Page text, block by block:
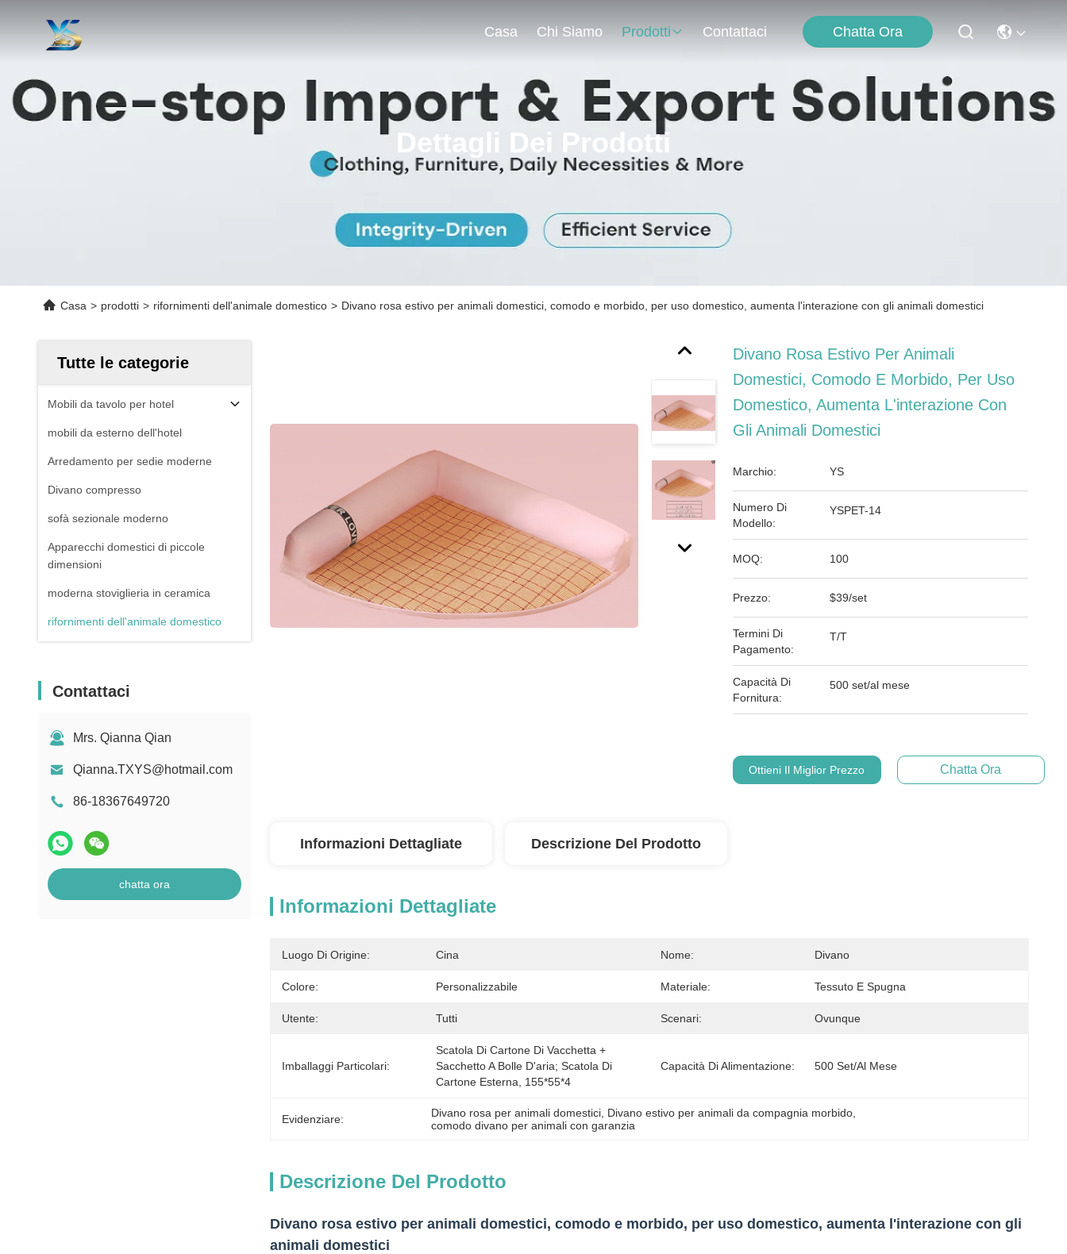
Casa Chi Siamo Prodotti Contattaci Chatta Ora
Dettagli Dei Prodotti
Casa > prodotti > rifornimenti dell'animale domestico > Divano rosa estivo per animali domestici, comodo e morbido, per uso domestico, aumenta l'interazione con gli animali domestici
Tutte le categorie
Mobili da tavolo per hotel
mobili da esterno dell'hotel
Arredamento per sedie moderne
Divano compresso
sofà sezionale moderno
Apparecchi domestici di piccole
dimensioni
moderna stoviglieria in ceramica
rifornimenti dell'animale domestico
Contattaci
Mrs. Qianna Qian
Qianna.TXYS@hotmail.com
86-18367649720
chatta ora
Divano Rosa Estivo Per Animali
Domestici, Comodo E Morbido, Per Uso
Domestico, Aumenta L'interazione Con
Gli Animali Domestici
Marchio: YS
Numero Di
Modello:
YSPET-14
MOQ: 100
Prezzo: $39/set
Termini Di
Pagamento:
T/T
Capacità Di
Fornitura:
500 set/al mese
Ottieni Il Miglior Prezzo Chatta Ora
Informazioni Dettagliate Descrizione Del Prodotto
Informazioni Dettagliate
Luogo Di Origine: Cina Nome: Divano
Colore: Personalizzabile Materiale: Tessuto E Spugna
Utente: Tutti Scenari: Ovunque
Imballaggi Particolari:
Scatola Di Cartone Di Vacchetta +
Sacchetto A Bolle D'aria; Scatola Di
Cartone Esterna, 155*55*4
Capacità Di Alimentazione: 500 Set/al Mese
Evidenziare: Divano rosa per animali domestici Divano estivo per animali da compagnia morbido
comodo divano per animali con garanzia
Descrizione Del Prodotto
Divano rosa estivo per animali domestici, comodo e morbido, per uso domestico, aumenta l'interazione con gli
animali domestici